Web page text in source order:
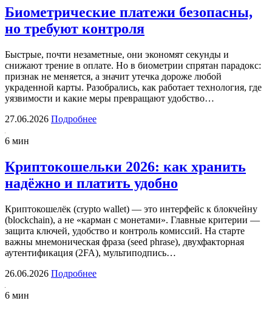
Биометрические платежи безопасны,
но требуют контроля
Быстрые, почти незаметные, они экономят секунды и
снижают трение в оплате. Но в биометрии спрятан парадокс:
признак не меняется, а значит утечка дороже любой
украденной карты. Разобрались, как работает технология, где
уязвимости и какие меры превращают удобство…
27.06.2026 Подробнее
6 мин
Криптокошельки 2026: как хранить
надёжно и платить удобно
Криптокошелёк (crypto wallet) — это интерфейс к блокчейну
(blockchain), а не «карман с монетами». Главные критерии —
защита ключей, удобство и контроль комиссий. На старте
важны мнемоническая фраза (seed phrase), двухфакторная
аутентификация (2FA), мультиподпись…
26.06.2026 Подробнее
6 мин